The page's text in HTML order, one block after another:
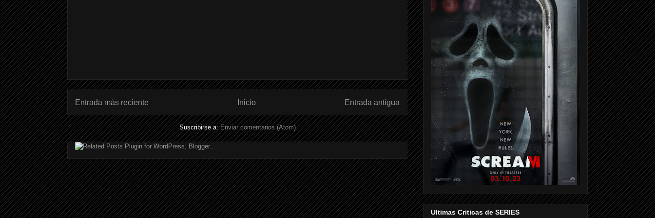
Entrada más reciente Entrada antigua
Inicio
Suscribirse a:Enviar comentarios (Atom)
Ultimas Criticas de SERIES